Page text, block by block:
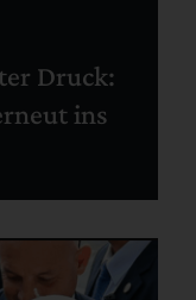
Druck:
ins